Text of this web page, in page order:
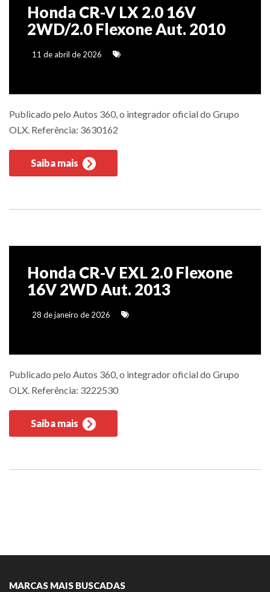
Honda CR-V LX 2.0 16V
2WD/2.0 Flexone Aut. 2010
11 de abril de 2026
Publicado pelo Autos 360, o integrador oficial do Grupo
OLX. Referência: 3630162
Saiba mais
Honda CR-V EXL 2.0 Flexone
16V 2WD Aut. 2013
28 de janeiro de 2026
Publicado pelo Autos 360, o integrador oficial do Grupo
OLX. Referência: 3222530
Saiba mais
MARCAS MAIS BUSCADAS